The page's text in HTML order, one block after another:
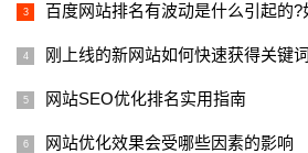
百度网站排名有波动是什么引起的
刚上线的新网站如何快速获得关键
网站SEO优化排名实用指南
网站优化效果会受哪些因素的影响